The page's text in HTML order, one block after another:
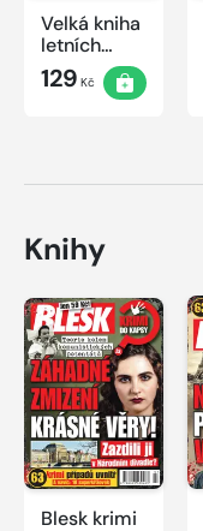
Velká kniha
letních
křížovek
2026
129 Kč
Knihy
Blesk krimi